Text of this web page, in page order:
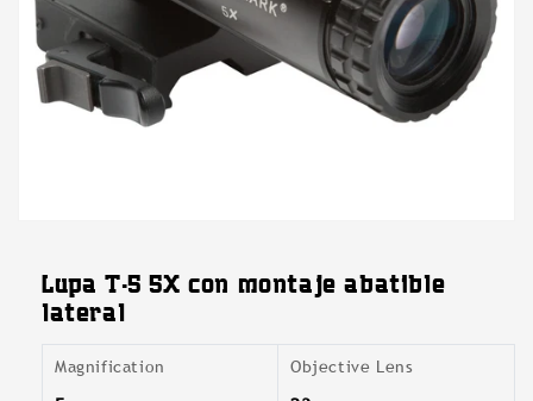
featured
Lupa T-5 5X con montaje abatible
lateral
Magnification Objective Lens